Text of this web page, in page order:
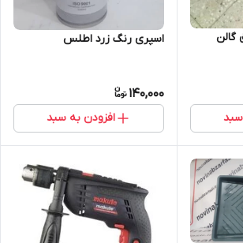
گالن
سبد
اسپری رنگ زرد اطلس
140,000
افزودن به سبد